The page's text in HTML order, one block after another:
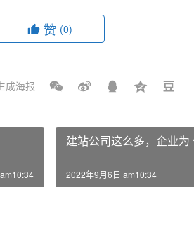
赞 (0)
成海报
2022年9月6日 am10:34